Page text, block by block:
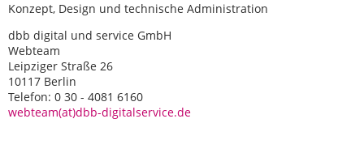
Konzept, Design und technische Administration
dbb digital und service GmbH
Webteam
Leipziger Straße 26
10117 Berlin
Telefon: 0 30 - 4081 6160
webteam(at)dbb-digitalservice.de